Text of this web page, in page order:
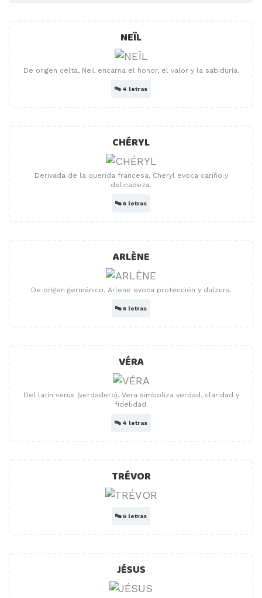
NEÏL
De origen celta, Neil encarna el honor, el valor y la sabiduría.
🔤 4 letras
CHÉRYL
Derivada de la querida francesa, Cheryl evoca cariño y
delicadeza.
🔤6 letras
ARLÈNE
De origen germánico, Arlene evoca protección y dulzura.
🔤6 letras
VÉRA
Del latín verus (verdadero), Vera simboliza verdad, claridad y
fidelidad.
🔤 4 letras
TRÉVOR
🔤6 letras
JÉSUS